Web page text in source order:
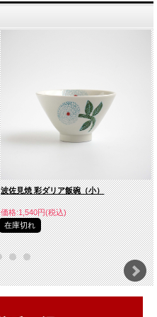
波佐見焼 彩ダリア飯碗（小）
価格:1,540円(税込)
在庫切れ